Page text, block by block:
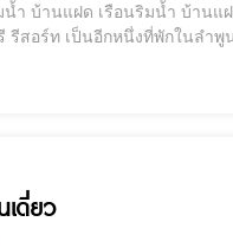
ร้อมส่งอำนวยความสะดวก พร้อมอาหารเช้าสุดพิเศษ
รีสอร์ท เป็นอีกหนึ่งที่พักในลำ
เดี่ยว